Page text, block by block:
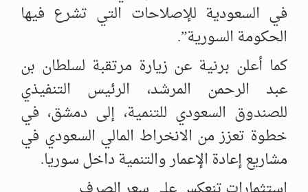
في السعودية للإصلاحات التي تشرع فيها
الحكومة السورية”.
كما أعلن برنية عن زيارة مرتقبة لسلطان بن
عبد الرحمن المرشد، الرئيس التنفيذي
للصندوق السعودي للتنمية، إلى دمشق، في
خطوة تعزز من الانخراط المالي السعودي في
مشاريع إعادة الإعمار والتنمية داخل سوريا.